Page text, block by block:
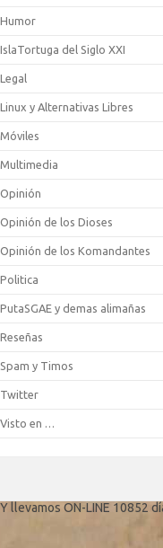
Humor
IslaTortuga del Siglo XXI
Legal
Linux y Alternativas Libres
Móviles
Multimedia
Opinión
Opinión de los Dioses
Opinión de los Komandantes
Politica
PutaSGAE y demas alimañas
Reseñas
Spam y Timos
Twitter
Visto en …
Y llevamos ON-LINE 10852